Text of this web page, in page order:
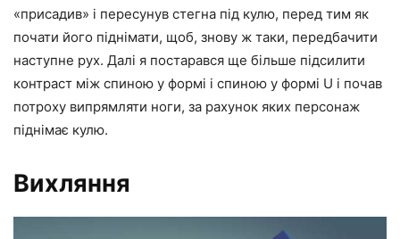
«присадив» і пересунув стегна під кулю, перед тим як
почати його піднімати, щоб, знову ж таки, передбачити
наступне рух. Далі я постарався ще більше підсилити
контраст між спиною у формі і спиною у формі U і почав
потроху випрямляти ноги, за рахунок яких персонаж
піднімає кулю.
Вихляння